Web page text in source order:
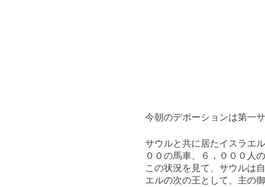
今朝のデボーションは第一
サウルと共に居たイスラエ
００の馬車、６，０００人
この状況を見て、サウルは
エルの次の王として、主の